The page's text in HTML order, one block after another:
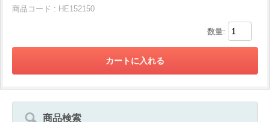
商品コード : HE152150
数量:
商品検索